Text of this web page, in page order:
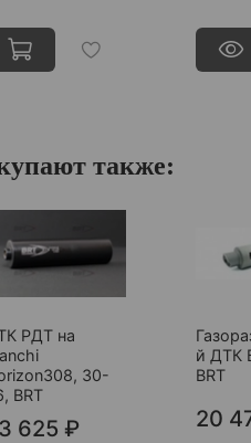
также:
РДТ на
30-
BRT
625 ₽
й ДТК
BRT
20